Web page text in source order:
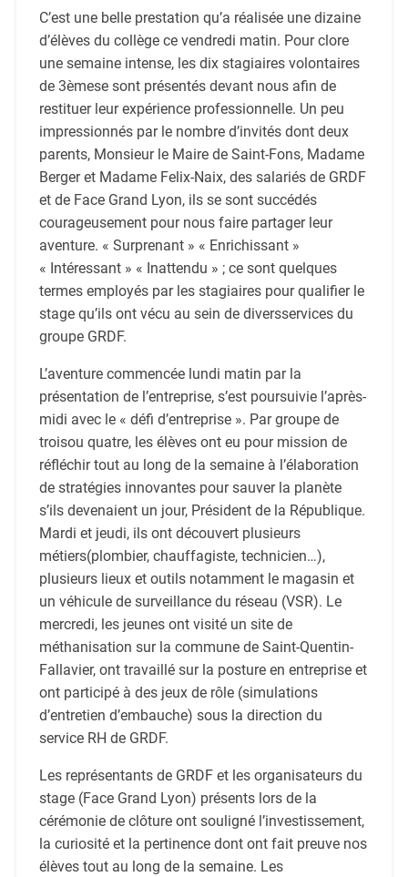
C’est une belle prestation qu’a réalisée une dizaine
d’élèves du collège ce vendredi matin. Pour clore
une semaine intense, les dix stagiaires volontaires
de 3èmese sont présentés devant nousafin de
restituer leur expérienceprofessionnelle. Un peu
impressionnés par le nombre d’invités dont deux
parents,Monsieur le Maire de Saint-Fons, Madame
Berger et Madame Felix-Naix, des salariés de GRDF
et de Face Grand Lyon, ils se sont succédés
courageusement pour nous faire partager leur
aventure. « Surprenant» « Enrichissant »
« Intéressant » « Inattendu » ; ce sont quelques
termes employés par les stagiaires pour qualifier le
stage qu’ils ont vécu au sein de diversservices du
groupeGRDF.
L’aventure commencée lundi matin par la
présentation de l’entreprise, s’est poursuivie l’après-
midi avec le « défi d’entreprise ». Par groupe de
troisou quatre, les élèves ont eu pourmission de
réfléchir tout au long de la semaine à l’élaboration
de stratégies innovantes pour sauver la planète
s’ils devenaient un jour, Président de la République.
Mardi et jeudi, ils ont découvert plusieurs
métiers(plombier, chauffagiste, technicien…),
plusieurs lieux et outils notamment le magasin et
un véhicule de surveillance du réseau (VSR). Le
mercredi, les jeunes ont visité un site de
méthanisation sur la commune de Saint-Quentin-
Fallavier,ont travaillé sur la posture en entreprise et
ont participé à des jeux de rôle (simulations
d’entretien d’embauche) sous la direction du
service RH de GRDF.
Les représentants deGRDFet les organisateurs du
stage (Face Grand Lyon) présents lors de la
cérémonie de clôture ont souligné l’investissement,
la curiosité et l a pertinence dont ont fait preuve nos
élèves tout au long de la semaine. Les